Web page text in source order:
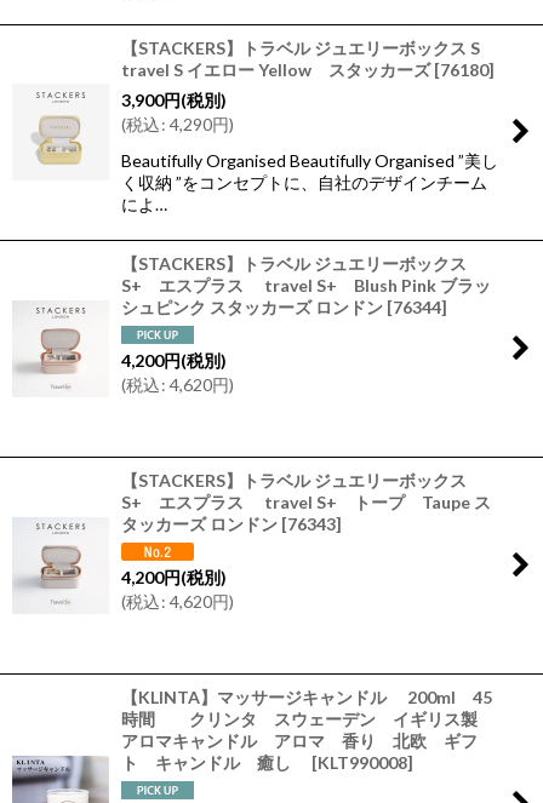
【STACKERS】トラベル ジュエリーボックス S
travel S イエロー Yellow スタッカーズ [76180]
3,900円(税別)
(税込: 4,290円)
Beautifully Organised Beautifully Organised ”美し
く収納 ”をコンセプトに、自社のデザインチーム
によ…
【STACKERS】トラベル ジュエリーボックス
S+ エスプラス travel S+ Blush Pink ブラッ
シュピンク スタッカーズ ロンドン [76344]
4,200円(税別)
(税込: 4,620円)
【STACKERS】トラベル ジュエリーボックス
S+ エスプラス travel S+ トープ Taupe ス
タッカーズ ロンドン [76343]
4,200円(税別)
(税込: 4,620円)
【KLINTA】マッサージキャンドル 200ml 45
時間 クリンタ スウェーデン イギリス製
アロマキャンドル アロマ 香り 北欧 ギフ
ト キャンドル 癒し
[KLT990008]